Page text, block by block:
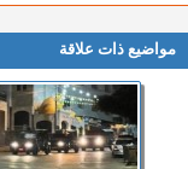
مواضيع ذات علاقة